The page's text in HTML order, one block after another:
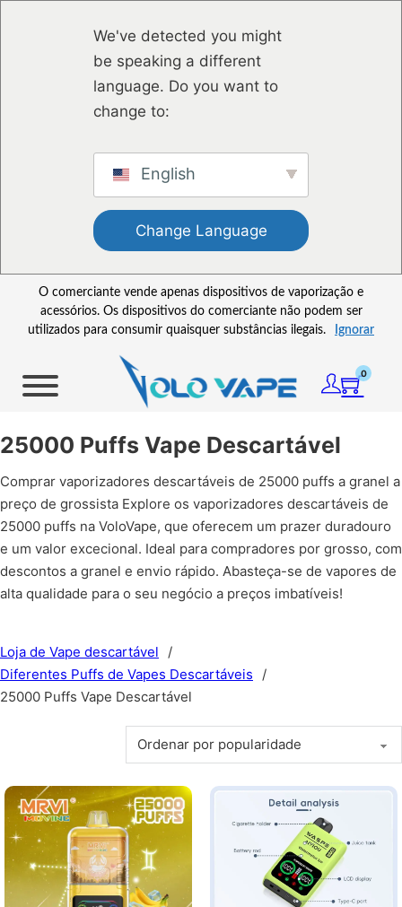
We've detected you might
be speaking a different
language. Do you want to
change to:
English
Change Language
O comerciante vende apenas dispositivos de vaporização e
acessórios. Os dispositivos do comerciante não podem ser
utilizados para consumir quaisquer substâncias ilegais.
Ignorar
0
25000 Puffs Vape Descartável
Comprar vaporizadores descartáveis de 25000 puffs a granel a
preço de grossista Explore os vaporizadores descartáveis de
25000 puffs na VoloVape, que oferecem um prazer duradouro
e um valor excecional. Ideal para compradores por grosso, com
descontos a granel e envio rápido. Abasteça-se de vapores de
alta qualidade para o seu negócio a preços imbatíveis!
Loja de Vape descartável
/
Diferentes Puffs de Vapes Descartáveis
/
25000 Puffs Vape Descartável